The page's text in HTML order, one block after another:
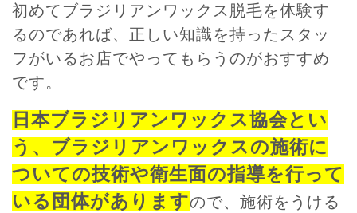
初めてブラジリアンワックス脱毛を体験す
るのであれば、正しい知識を持ったスタッ
フがいるお店でやってもらうのがおすすめ
です。
日本ブラジリアンワックス協会とい
う、ブラジリアンワックスの施術に
ついての技術や衛生面の指導を行って
いる団体がありますので、施術をうける